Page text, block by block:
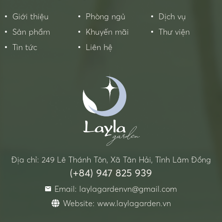
Giới thiệu Phòng ngủ
Dịch vụ
Sản phẩm
Khuyến mãi
Thư viện
Tin tức
Liên hệ
Địa chỉ: 249 Lê Thánh Tôn, Xã Tân Hải, Tỉnh Lâm Đồng
(+84) 947 825 939
Email: laylagardenvn@gmail.com
Website: www.laylagarden.vn